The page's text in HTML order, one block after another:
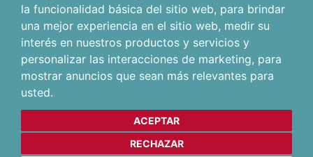
la funcionalidad básica del sitio web, para brindar
una mejor experiencia en el sitio web, medir su
interés en nuestros productos y servicios y
personalizar las interacciones de marketing, para
mostrar anuncios que sean más relevantes para
usted.
ACEPTAR
RECHAZAR